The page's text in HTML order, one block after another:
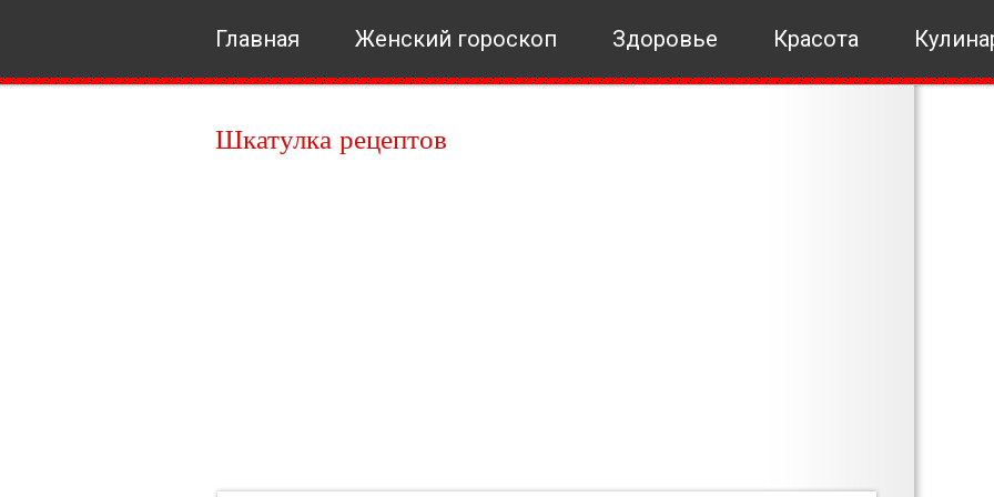
Главная Женский гороскоп Здоровье Красота
Шкатулка рецептов